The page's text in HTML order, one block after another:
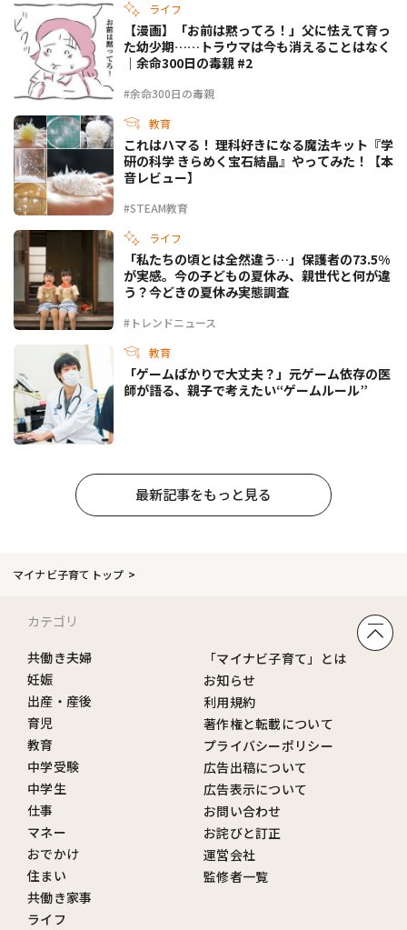
ライフ
#余命300日の毒親
【漫画】「お前は黙ってろ！」父に怯えて育っ
た幼少期……トラウマは今も消えることはなく
｜余命300日の毒親 #2
教育
#STEAM教育
これはハマる！ 理科好きになる魔法キット『学
研の科学 きらめく宝石結晶』やってみた！【本
音レビュー】
ライフ
#トレンドニュース
「私たちの頃とは全然違う…」保護者の73.5%
が実感。今の子どもの夏休み、親世代と何が違
う？今どきの夏休み実態調査
教育
「ゲームばかりで大丈夫？」元ゲーム依存の医
師が語る、親子で考えたい“ゲームルール”
最新記事をもっと見る
マイナビ子育てトップ
カテゴリ
共働き夫婦
妊娠
出産・産後
育児
教育
中学受験
中学生
仕事
マネー
おでかけ
住まい
共働き家事
ライフ
「マイナビ子育て」とは
お知らせ
利用規約
著作権と転載について
プライバシーポリシー
広告出稿について
広告表示について
お問い合わせ
お詫びと訂正
運営会社
監修者一覧